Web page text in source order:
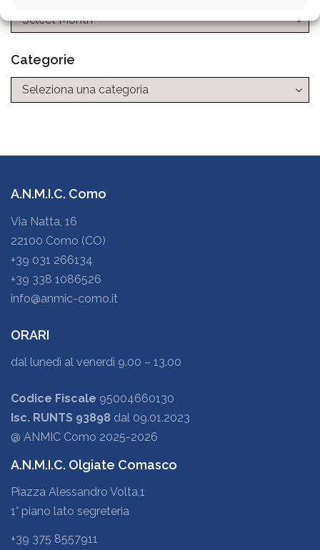
Categorie
Categorie
A.N.M.I.C. Como
Via Natta, 16
22100 Como (CO)
+39 031 266134
+39 338 1086526
info@anmic-como.it
ORARI
dal lunedì al venerdì 9.00 – 13.00
Codice Fiscale 95004660130
Isc. RUNTS 93898 dal 09.01.2023
@ ANMIC Como 2025-2026
A.N.M.I.C. Olgiate Comasco
Piazza Alessandro Volta,1
1° piano lato segreteria
+39 375 8557911